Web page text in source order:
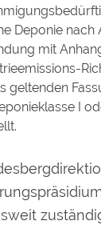
Deponie nach
mit
geltenden
I